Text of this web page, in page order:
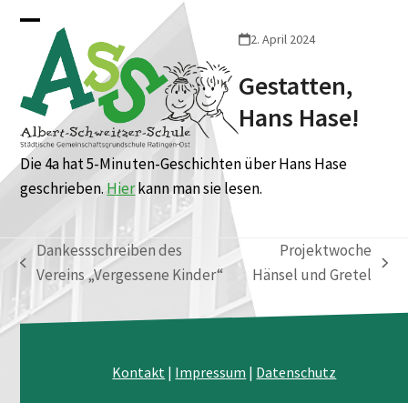
content
Open
mobile
menu
Close
mobile
menu
2. April 2024
Gestatten,
Hans Hase!
Die 4a hat 5-Minuten-Geschichten über Hans Hase
geschrieben. Hierkann man sie lesen.
vorheriger
Beitrag:
Dankessschreiben des
Vereins „Vergessene Kinder“
Nächster
Beitrag:
Projektwoche
Hänsel und Gretel
Kontakt | Impressum | Datenschutz